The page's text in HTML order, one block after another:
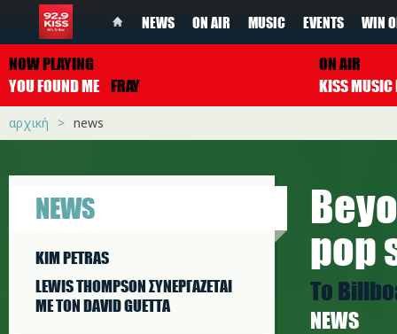
NEWS ON AIR MUSIC EVENTS WIN
NOW PLAYING
YOU FOUND ME FRAY
ON AIR
αρχική news
NEWS
KIM PETRAS
LEWIS THOMPSON ΣΥΝΕΡΓAΖΕΤΑΙ
ΜΕ ΤΟΝ DAVID GUETTA
pop
Το
NEWS